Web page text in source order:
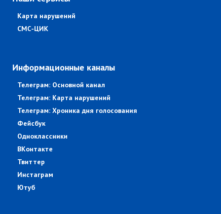
Карта нарушений
СМС-ЦИК
Информационные каналы
Телеграм: Основной канал
Телеграм: Карта нарушений
Телеграм: Хроника дня голосования
Фейсбук
Одноклассники
ВКонтакте
Твиттер
Инстаграм
Ютуб